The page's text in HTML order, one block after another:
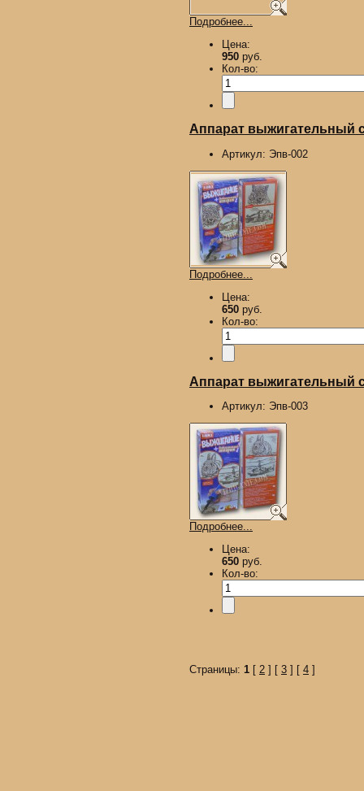
Подробнее...
Цена:
950 руб.
Кол-во:
Аппарат выжигательный
Артикул: Эпв-002
Подробнее...
Цена:
650 руб.
Кол-во:
Аппарат выжигательный
Артикул: Эпв-003
Подробнее...
Цена:
650 руб.
Кол-во:
Страницы: 1 [ 2 ] [ 3 ] [ 4 ]